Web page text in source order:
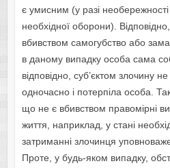
є умисним (у разі
необхідної оборони).
вбивством самогубство або
в даному випадку особа сама
відповідно, суб’єктом злочину
одночасно і потерпіла особа.
що не є вбивством правомірні
життя, наприклад, у стані
затриманні злочинця
Проте, у будь-яком випадку,